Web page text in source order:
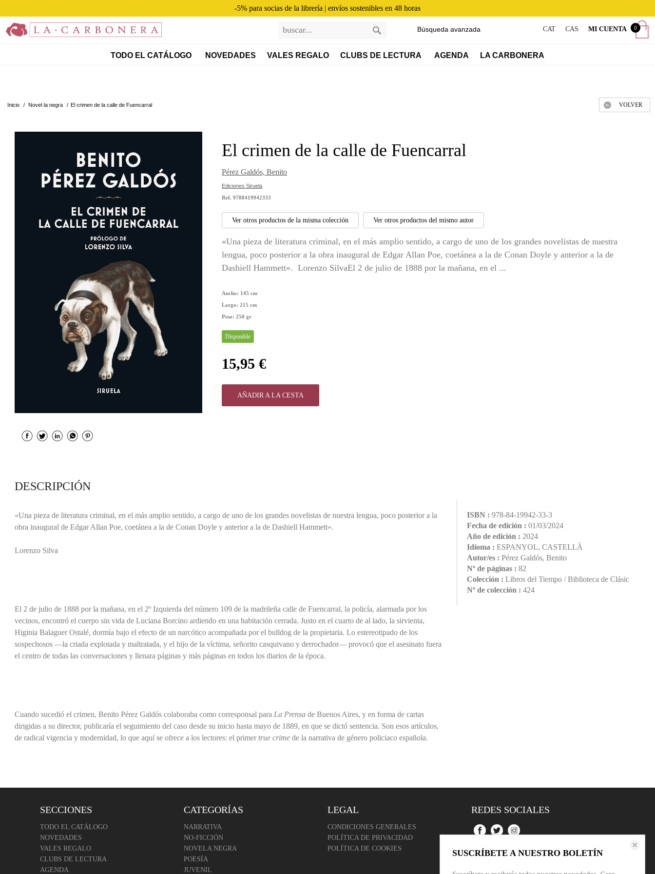
-5% para socias de la librería | envíos sostenibles en 48 horas
CAT CAS MI CUENTA 0
TODO EL CATÁLOGO NOVEDADES VALES REGALO CLUBS DE LECTURA AGENDA LA CARBONERA
Búsqueda avanzada
Inicio / Novel·la negra / El crimen de la calle de Fuencarral VOLVER
El crimen de la calle de Fuencarral
Pérez Galdós, Benito
Ediciones Siruela
Ref. 9788419942333
Ver otros productos de la misma colección Ver otros productos del mismo autor
«Una pieza de literatura criminal, en el más amplio sentido, a cargo de uno de los grandes novelistas de nuestra
lengua, poco posterior a la obra inaugural de Edgar Allan Poe, coetánea a la de Conan Doyle y anterior a la de
Dashiell Hammett». Lorenzo SilvaEl 2 de julio de 1888 por la mañana, en el ...
Ancho: 145 cm
Largo:215 cm
Peso:250 gr
Disponible
15,95 €
AÑADIR A LA CESTA
DESCRIPCIÓN
ISBN : 978-84-19942-33-3
Fecha de edición : 01/03/2024
Año de edición : 2024
Idioma : ESPANYOL, CASTELLÀ
Autor/es : Pérez Galdós, Benito
Nº de páginas : 82
Colección : Libros del Tiempo / Biblioteca de Clásic
Nº de colección : 424
«Una pieza de literatura criminal, en el más amplio sentido, a cargo de uno de los grandes novelistas de nuestra lengua, poco posterior a la
obra inaugural de Edgar Allan Poe, coetánea a la de Conan Doyle y anterior a la de Dashiell Hammett».
Lorenzo Silva
El 2 de julio de 1888 por la mañana, en el 2º Izquierda del número 109 de la madrileña calle de Fuencarral, la policía, alarmada por los
vecinos, encontró el cuerpo sin vida de Luciana Borcino ardiendo en una habitación cerrada. Justo en el cuarto de al lado, la sirvienta,
Higinia Balaguer Ostalé, dormía bajo el efecto de un narcótico acompañada por el bulldog de la propietaria. Lo estereotipado de los
sospechosos —la criada explotada y maltratada, y el hijo de la víctima, señorito casquivano y derrochador— provocó que el asesinato fuera
el centro de todas las conversaciones y llenara páginas y más páginas en todos los diarios de la época.
Cuando sucedió el crimen, Benito Pérez Galdós colaboraba como corresponsal para La Prensa de Buenos Aires, y en forma de cartas
dirigidas a su director, publicaría el seguimiento del caso desde su inicio hasta mayo de 1889, en que se dictó sentencia. Son esos artículos,
de radical vigencia y modernidad, lo que aquí se ofrece a los lectores: el primertrue crime de la narrativa de género policiaco española.
SECCIONES
TODO EL CATÁLOGO
NOVEDADES
VALES REGALO
CLUBS DE LECTURA
AGENDA
CATEGORÍAS
NARRATIVA
NO-FICCIÓN
NOVELA NEGRA
POESÍA
JUVENIL
LEGAL
CONDICIONES GENERALES
POLÍTICA DE PRIVACIDAD
POLÍTICA DE COOKIES
REDES SOCIALES
SUSCRÍBETE A NUESTRO BOLETÍN